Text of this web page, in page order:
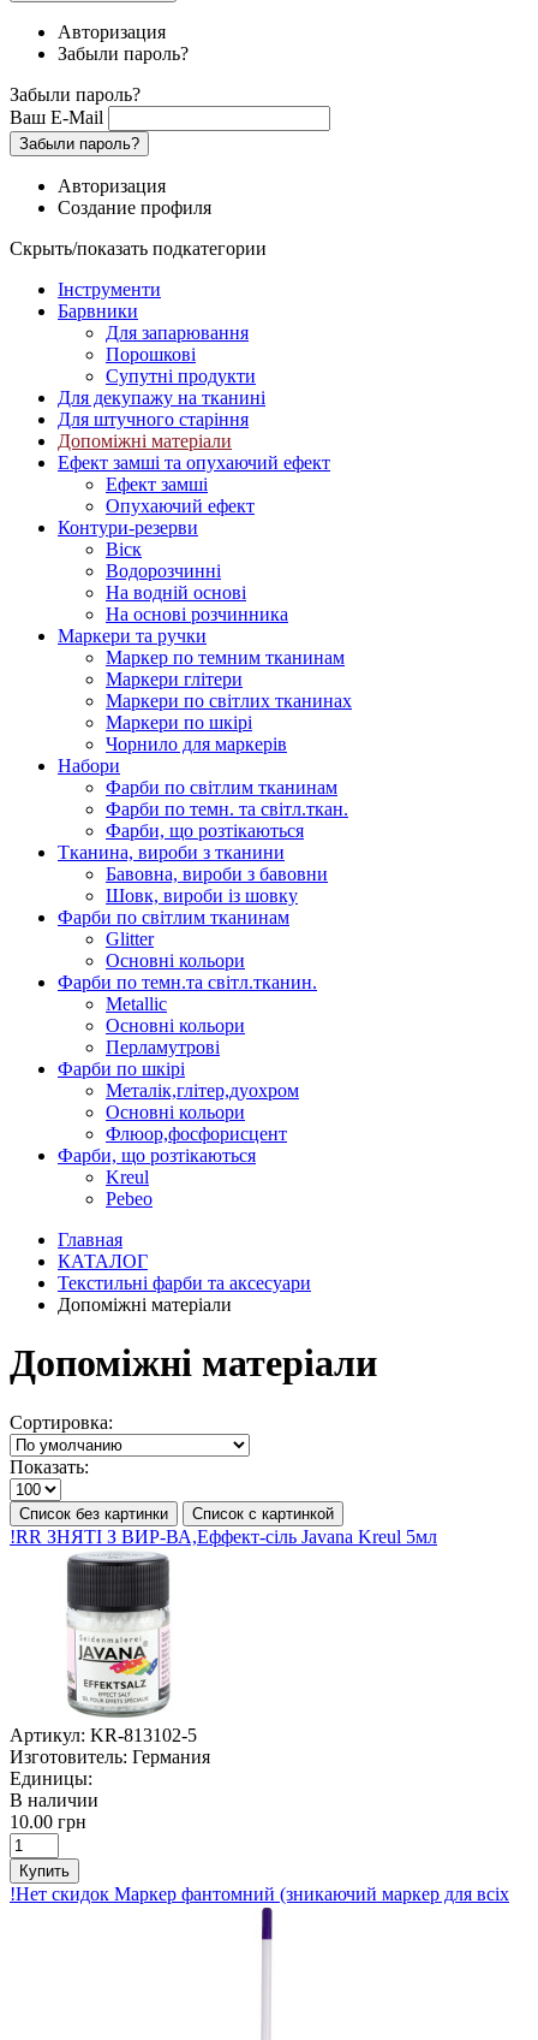
Авторизация
Забыли пароль?
Забыли пароль?
Ваш E-Mail
Забыли пароль?
Авторизация
Создание профиля
Скрыть/показать подкатегории
Інструменти
Барвники
Для запарювання
Порошкові
Супутні продукти
Для декупажу на тканині
Для штучного старіння
Допоміжні матеріали
Ефект замші та опухаючий ефект
Ефект замші
Опухаючий ефект
Контури-резерви
Віск
Водорозчинні
На водній основі
На основі розчинника
Маркери та ручки
Маркер по темним тканинам
Маркери глітери
Маркери по світлих тканинах
Маркери по шкірі
Чорнило для маркерів
Набори
Фарби по світлим тканинам
Фарби по темн. та світл.ткан.
Фарби, що розтікаються
Тканина, вироби з тканини
Бавовна, вироби з бавовни
Шовк, вироби із шовку
Фарби по світлим тканинам
Glitter
Основні кольори
Фарби по темн.та світл.тканин.
Metallic
Основні кольори
Перламутрові
Фарби по шкірі
Металік,глітер,дуохром
Основні кольори
Флюор,фосфорисцент
Фарби, що розтікаються
Kreul
Pebeo
Главная
КАТАЛОГ
Текстильні фарби та аксесуари
Допоміжні матеріали
Допоміжні матеріали
Сортировка:
Показать:
Список без картинки Список с картинкой
!RR ЗНЯТІ З ВИР-ВА,Еффект-сіль Javana Kreul 5мл
Артикул: KR-813102-5
Изготовитель: Германия
Единицы:
В наличии
10.00 грн
Купить
!Нет скидок Маркер фантомний (зникаючий маркер для всіх